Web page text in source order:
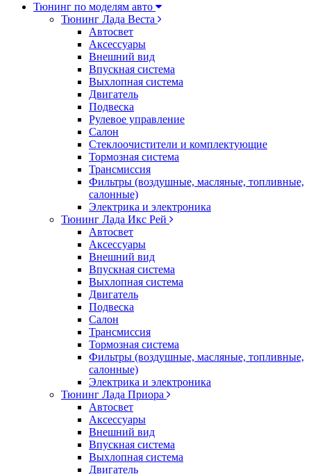
Тюнинг по моделям авто
Тюнинг Лада Веста
Автосвет
Аксессуары
Внешний вид
Впускная система
Выхлопная система
Двигатель
Подвеска
Рулевое управление
Салон
Стеклоочистители и комплектующие
Тормозная система
Трансмиссия
Фильтры (воздушные, масляные, топливные,
салонные)
Электрика и электроника
Тюнинг Лада Икс Рей
Автосвет
Аксессуары
Внешний вид
Впускная система
Выхлопная система
Двигатель
Подвеска
Салон
Трансмиссия
Тормозная система
Фильтры (воздушные, масляные, топливные,
салонные)
Электрика и электроника
Тюнинг Лада Приора
Автосвет
Аксессуары
Внешний вид
Впускная система
Выхлопная система
Двигатель